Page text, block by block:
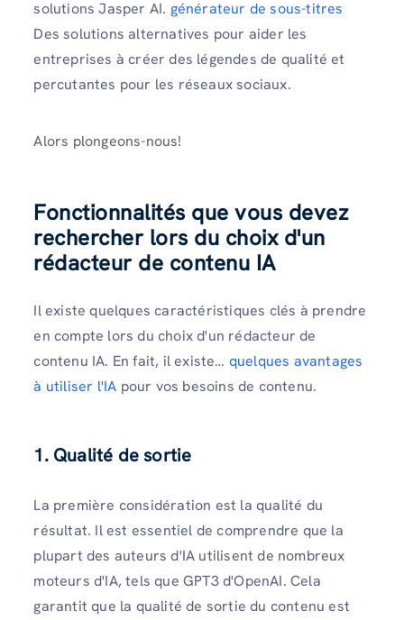
solutions Jasper AI. générateur de sous-titres
Des solutions alternatives pour aider les
entreprises à créer des légendes de qualité et
percutantes pour les réseaux sociaux.
Alors plongeons-nous!
Fonctionnalités que vous devez
rechercher lors du choix d'un
rédacteur de contenu IA
Il existe quelques caractéristiques clés à prendre
en compte lors du choix d'un rédacteur de
contenu IA. En fait, il existe… quelques avantages
à utiliser l'IA pour vos besoins de contenu.
1. Qualité de sortie
La première considération est la qualité du
résultat. Il est essentiel de comprendre que la
plupart des auteurs d'IA utilisent de nombreux
moteurs d'IA, tels que GPT3 d'OpenAI. Cela
garantit que la qualité de sortie du contenu est